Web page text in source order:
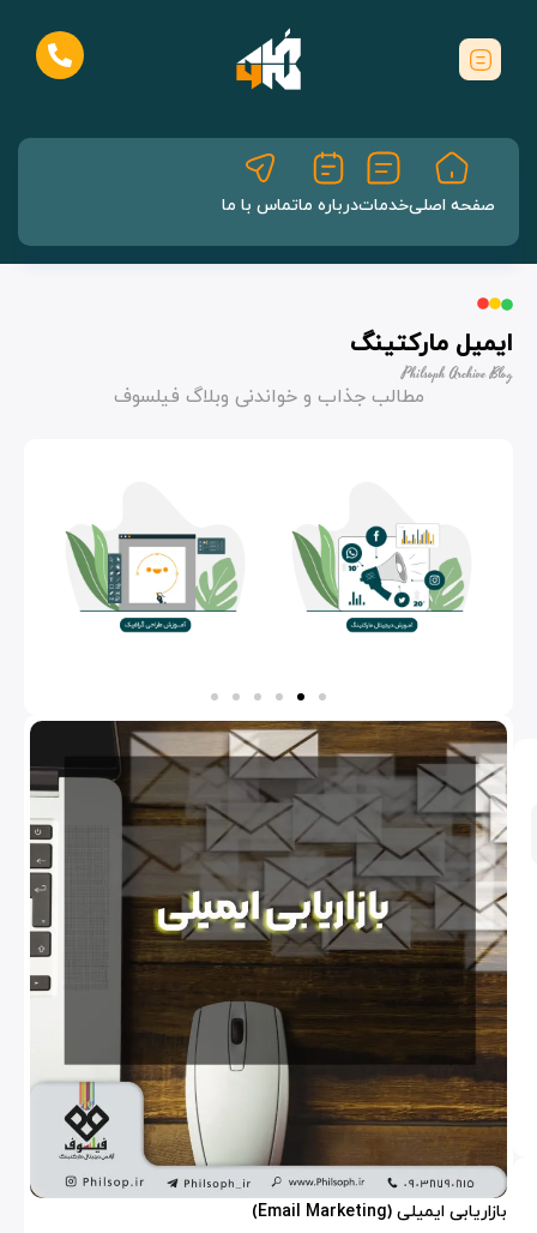
صفحه اصلیخدماتدرباره ماتماس با ما
ایمیل مارکتینگ
Philsoph Archive Blog
مطالب جذاب و خواندنی وبلاگ فیلسوف
بازاریابی ایمیلی (Email Marketing)